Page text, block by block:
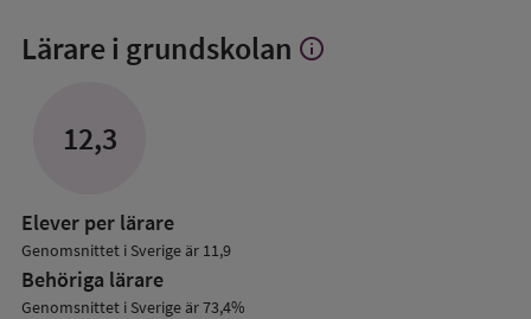
Lärare i grundskolan Visa
info
12,3
Elever per lärare
Genomsnittet i Sverige är 11,9
Behöriga lärare
Genomsnittet i Sverige är 73,4%